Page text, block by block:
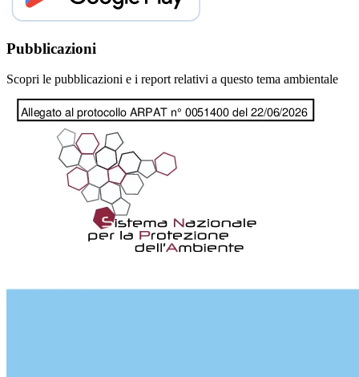
Pubblicazioni
Scopri le pubblicazioni e i report relativi a questo tema ambientale